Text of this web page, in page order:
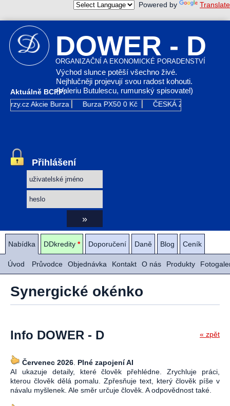
Powered by Translate
DOWER - D
ORGANIZAČNÍ A EKONOMICKÉ PORADENSTVÍ
Východ slunce potěší všechno živé.
Nejhlučněji projevují svou radost kohouti.
(Valeriu Butulescu, rumunský spisovatel)
Aktuálně BCPP:
Akcie Burza Burza PX50 0 Kč ČESKÁ ZBROJOVKA GR
Přihlášení
Nabídka DDkredity * Doporučení Daně Blog Ceník
Úvod Průvodce Objednávka Kontakt O nás Produkty
Synergické okénko
Info DOWER - D « zpět
Červenec 2026 Plné zapojení AI
AI ukazuje detaily, které člověk přehlédne. Zrychluje práci,
kterou člověk dělá pomalu. Zpřesňuje text, který člověk píše v
návalu myšlenek. Ale směr určuje člověk. A odpovědnost také.